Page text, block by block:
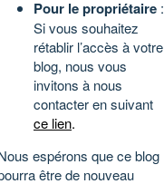
Pour le propriétaire :
Si vous souhaitez
rétablir l’accès à votre
blog, nous vous
invitons à nous
contacter en suivant
ce lien.
espérons que ce blog
être de nouveau